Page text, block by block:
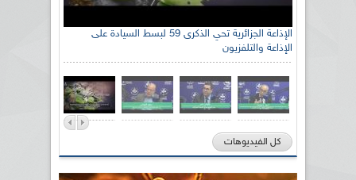
الإذاعة الجزائرية تحي الذكرى 59 لبسط السيادة على
الإذاعة والتلفزيون
كل الفيديوهات